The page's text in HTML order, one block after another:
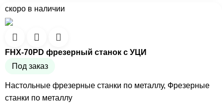
скоро в наличии
FHX-70PD фрезерный станок с УЦИ
Под заказ
Настольные фрезерные станки по металлу, Фрезерные
станки по металлу